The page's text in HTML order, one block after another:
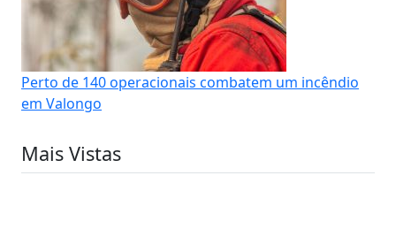
Perto de 140 operacionais combatem um incêndio
em Valongo
Mais Vistas